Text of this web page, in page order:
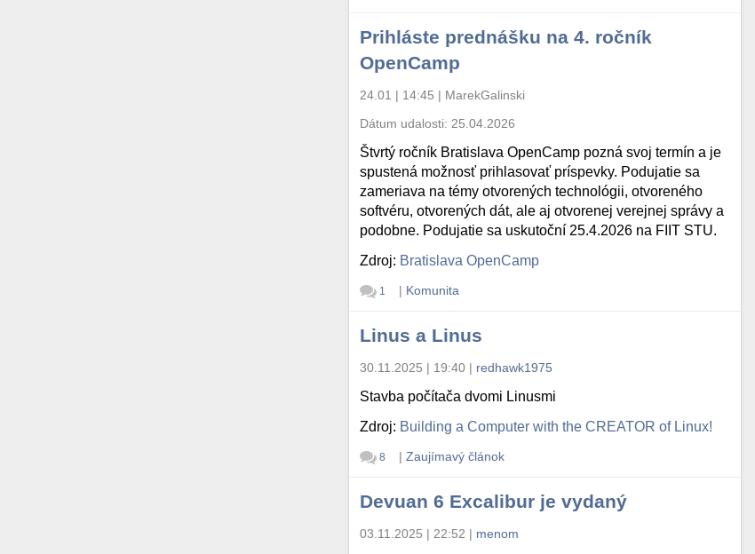
Prihláste prednášku na 4. ročník
OpenCamp
24.01 | 14:45 | MarekGalinski
Dátum udalosti: 25.04.2026
Štvrtý ročník Bratislava OpenCamp pozná svoj termín a je
spustená možnosť prihlasovať príspevky. Podujatie sa
zameriava na témy otvorených technológii, otvoreného
softvéru, otvorených dát, ale aj otvorenej verejnej správy a
podobne. Podujatie sa uskutoční 25.4.2026 na FIIT STU.
Zdroj: Bratislava OpenCamp
1 | Komunita
Linus a Linus
30.11.2025 | 19:40 | redhawk1975
Stavba počítača dvomi Linusmi
Zdroj: Building a Computer with the CREATOR of Linux!
8 | Zaujímavý článok
Devuan 6 Excalibur je vydaný
03.11.2025 | 22:52 | menom